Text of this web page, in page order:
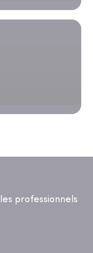
professionnels